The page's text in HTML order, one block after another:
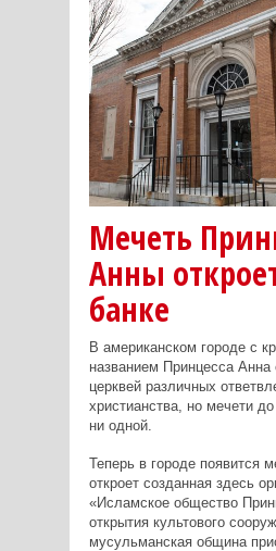
Мечеть
Анны
банке
В американском городе с
названием Принцесса Анна
церквей различных
христианства, но мечети
ни одной.
Теперь в городе появится
откроет созданная здесь
«Исламское общество
открытия культового
мусульманская община